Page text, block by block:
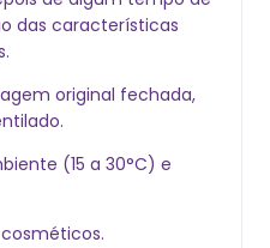
das características
original fechada,
(15 a 30°C) e